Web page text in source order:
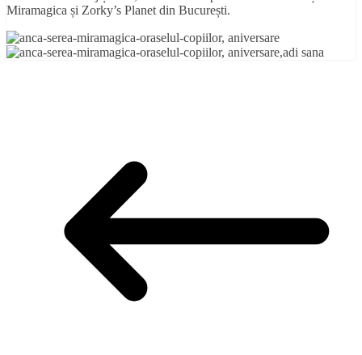
Miramagica și Zorky’s Planet din București.